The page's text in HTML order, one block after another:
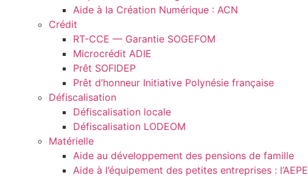
Aide à la Création Numérique : ACN
Crédit
RT-CCE — Garantie SOGEFOM
Microcrédit ADIE
Prêt SOFIDEP
Prêt d’honneur Initiative Polynésie française
Défiscalisation
Défiscalisation locale
Défiscalisation LODEOM
Matérielle
Aide au développement des pensions de famille
Aide à l’équipement des petites entreprises : l’AEPE